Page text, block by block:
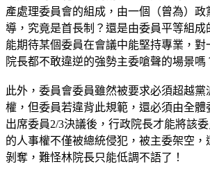
產處理委員會的組成，由一個（曾為）政
導，究竟是首長制？還是由委員平等組成
能期待某個委員在會議中能堅持專業，
院長都不敢違逆的強勢主委嗆聲的場景嗎
此外，委員會委員雖然被要求必須超越
權，但委員若違背此規範，還必須由全體
出席委員2/3決議後，行政院長才能將該
的人事權不僅被總統侵犯，被主委架空
剝奪，難怪林院長只能低調不語了！